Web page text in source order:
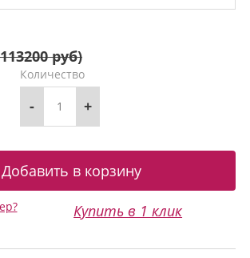
руб)
Количество
- +
Купить в 1 клик